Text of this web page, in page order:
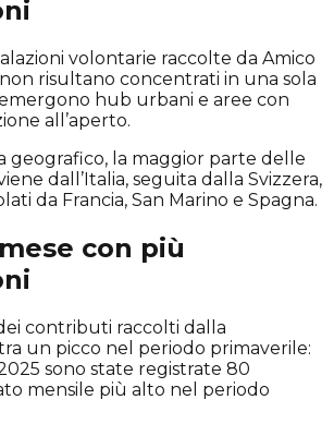
volontarie raccolte da Amico
risultano concentrati in una sola
hub urbani e aree con
all’aperto.
geografico, la maggior parte delle
dall’Italia, seguita dalla Svizzera,
da Francia, San Marino e Spagna.
con più
dei contributi raccolti dalla
un picco nel periodo primaverile:
sono state registrate 80
mensile più alto nel periodo